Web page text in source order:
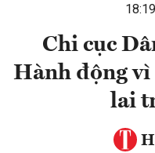
Chi cục
Hành động vì
lai